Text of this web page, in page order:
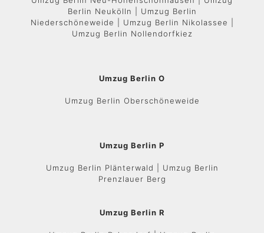
Berlin Neukölln | Umzug Berlin
Niederschöneweide | Umzug Berlin Nikolassee |
Umzug Berlin Nollendorfkiez
Umzug Berlin O
Umzug Berlin Oberschöneweide
Umzug Berlin P
Umzug Berlin Plänterwald | Umzug Berlin
Prenzlauer Berg
Umzug Berlin R